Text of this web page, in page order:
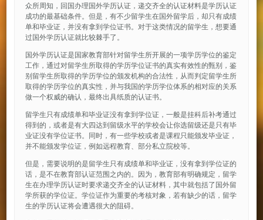
众所周知，回国办理国外学历认证，递交齐全的认证材料是学历认证
成功的最基础条件。但是，有不少留学生在国外留学后，却只有成绩
单和毕业证，并没有拿到学位证书。对于这类情况的留学生，想要通
过国外学历认证就比较棘手了。
国外学历认证是国家教育部针对留学生所开展的一项学历学位的鉴定
工作，通过对留学生所取得的学历学位证书的真实有效性的甄别，鉴
别留学生所取得的学历学位的颁发机构的合法性，从而判定留学生所
取得的学历学位的真实性，并与我国的学历学位体系的相对应的关系
做一个权威的确认，最终出具纸质的认证书。
留学生只有成绩单和毕业证没有拿到学位证，一般是挂科后补考通过
得到的，或者是有大四达到留级水平的学校会让你选留级还是只有毕
业证没有学位证书。同时，有一些学校或者是课程只能颁发毕业证，
并不能颁发学位证，例如远程教育、部分私立院校等。
但是，需要说明的是留学生只有成绩单和毕业证，没有拿到学位证的
话，是不在教育部认证范围之内的。因为，教育部有明确规定，留学
生在办理学历认证时要求递交齐全的认证材料，其中就包括了国外留
学所获的学位证。学位证作为重要的考核对象，若有缺少的话，留学
生的学历认证将会遭遇很大的阻碍。